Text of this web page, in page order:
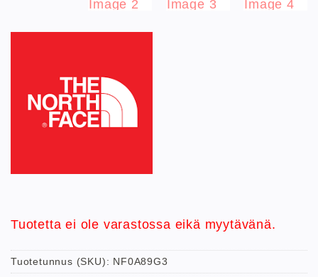
Tuotetta ei ole varastossa eikä myytävänä.
Tuotetunnus (SKU): NF0A89G3